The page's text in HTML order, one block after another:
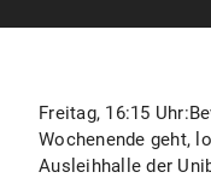
Freitag, 16:15
Wochenende geht,
Ausleihhalle der